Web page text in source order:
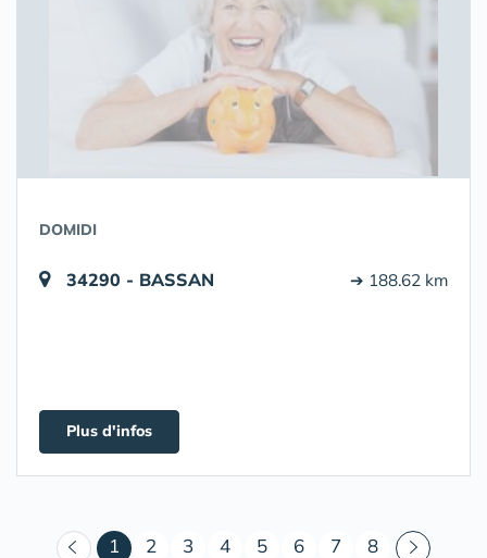
DOMIDI
34290 - BASSAN ➔ 188.62 km
Plus d'infos
1 (courant)
2 3 4 5 6 7 8